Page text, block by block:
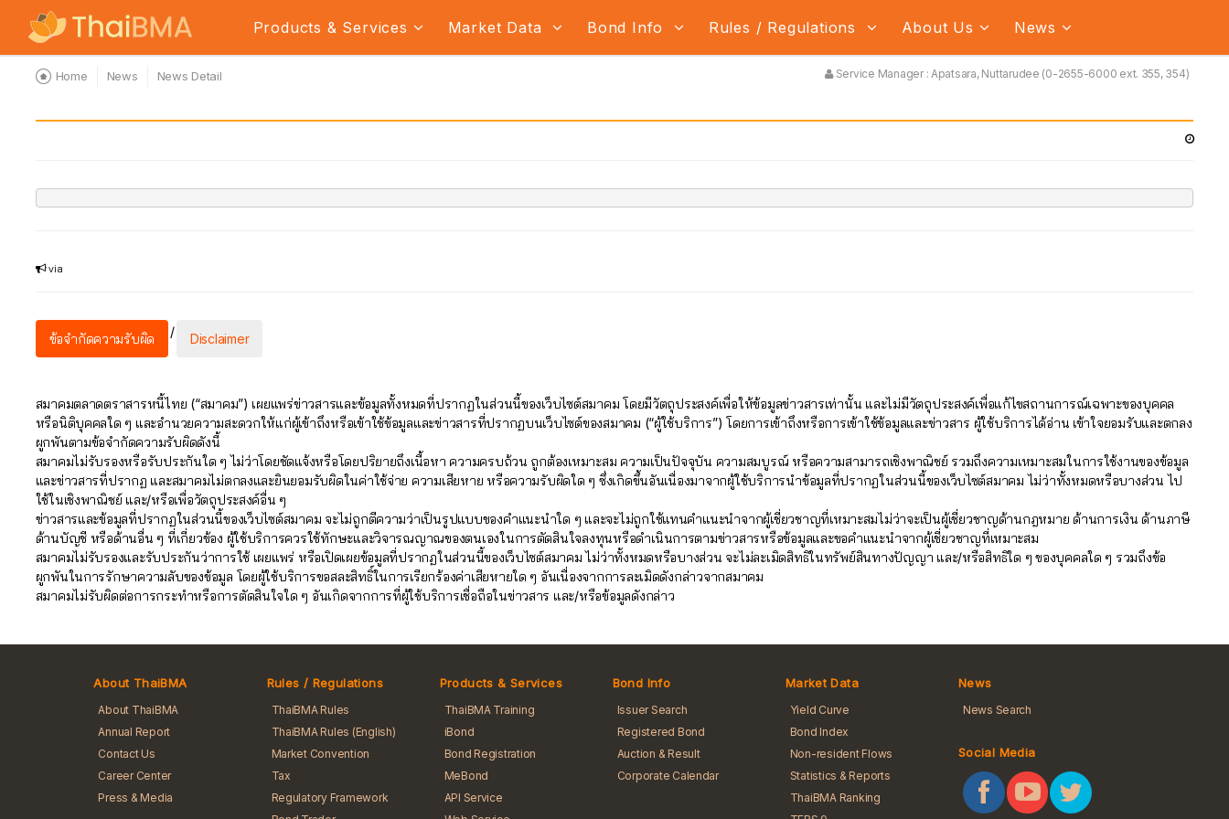
Products & Services Market Data Bond Info Rules / Regulations About Us News
Home News News Detail Service Manager : Apatsara, Nuttarudee (0-2655-6000 ext. 355, 354)
via
ข้อจำกัดความรับผิด / Disclaimer
สมาคมตลาดตราสารหนี้ไทย (“สมาคม”) เผยแพร่ข่าวสารและข้อมูลทั้งหมดที่ปรากฏในส่วนนี้ของเว็บไซต์สมาคม โดยมีวัตถุประสงค์เพื่อให้ข้อมูลข่าวสารเท่านั้น และไม่มีวัตถุประสงค์เพื่อแก้ไขสถานการณ์เฉพาะของบุคคล
หรือนิติบุคคลใด ๆ และอำนวยความสะดวกให้แก่ผู้เข้าถึงหรือเข้าใช้ข้อมูลและข่าวสารที่ปรากฏบนเว็บไซต์ของสมาคม (“ผู้ใช้บริการ”) โดยการเข้าถึงหรือการเข้าใช้ข้อมูลและข่าวสาร ผู้ใช้บริการได้อ่าน เข้าใจยอมรับและตกลง
ผูกพันตามข้อจำกัดความรับผิดดังนี้
สมาคมไม่รับรองหรือรับประกันใด ๆ ไม่ว่าโดยชัดแจ้งหรือโดยปริยายถึงเนื้อหา ความครบถ้วน ถูกต้องเหมาะสม ความเป็นปัจจุบัน ความสมบูรณ์ หรือความสามารถเชิงพาณิชย์ รวมถึงความเหมาะสมในการใช้งานของข้อมูล
และข่าวสารที่ปรากฏ และสมาคมไม่ตกลงและยินยอมรับผิดในค่าใช้จ่าย ความเสียหาย หรือความรับผิดใด ๆ ซึ่งเกิดขึ้นอันเนื่องมาจากผู้ใช้บริการนำข้อมูลที่ปรากฏในส่วนนี้ของเว็บไซต์สมาคม ไม่ว่าทั้งหมดหรือบางส่วน ไป
ใช้ในเชิงพาณิชย์ และ/หรือเพื่อวัตถุประสงค์อื่น ๆ
ข่าวสารและข้อมูลที่ปรากฏในส่วนนี้ของเว็บไซต์สมาคม จะไม่ถูกตีความว่าเป็นรูปแบบของคำแนะนำใด ๆ และจะไม่ถูกใช้แทนคำแนะนำจากผู้เชี่ยวชาญที่เหมาะสมไม่ว่าจะเป็นผู้เชี่ยวชาญด้านกฎหมาย ด้านการเงิน ด้านภาษี
ด้านบัญชี หรือด้านอื่น ๆ ที่เกี่ยวข้อง ผู้ใช้บริการควรใช้ทักษะและวิจารณญาณของตนเองในการตัดสินใจลงทุนหรือดำเนินการตามข่าวสารหรือข้อมูลและขอคำแนะนำจากผู้เชี่ยวชาญที่เหมาะสม
สมาคมไม่รับรองและรับประกันว่าการใช้ เผยแพร่ หรือเปิดเผยข้อมูลที่ปรากฏในส่วนนี้ของเว็บไซต์สมาคม ไม่ว่าทั้งหมดหรือบางส่วน จะไม่ละเมิดสิทธิในทรัพย์สินทางปัญญา และ/หรือสิทธิใด ๆ ของบุคคลใด ๆ รวมถึงข้อ
ผูกพันในการรักษาความลับของข้อมูล โดยผู้ใช้บริการขอสละสิทธิ์ในการเรียกร้องค่าเสียหายใด ๆ อันเนื่องจากการละเมิดดังกล่าวจากสมาคม
สมาคมไม่รับผิดต่อการกระทำหรือการตัดสินใจใด ๆ อันเกิดจากการที่ผู้ใช้บริการเชื่อถือในข่าวสาร และ/หรือข้อมูลดังกล่าว
About ThaiBMA
About ThaiBMA
Annual Report
Contact Us
Career Center
Press & Media
Rules / Regulations
ThaiBMA Rules
ThaiBMA Rules (English)
Market Convention
Tax
Regulatory Framework
Products & Services
ThaiBMA Training
iBond
Bond Registration
MeBond
API Service
Bond Info
Issuer Search
Registered Bond
Auction & Result
Corporate Calendar
Market Data
Yield Curve
Bond Index
Non-resident Flows
Statistics & Reports
ThaiBMA Ranking
News
News Search
Social Media